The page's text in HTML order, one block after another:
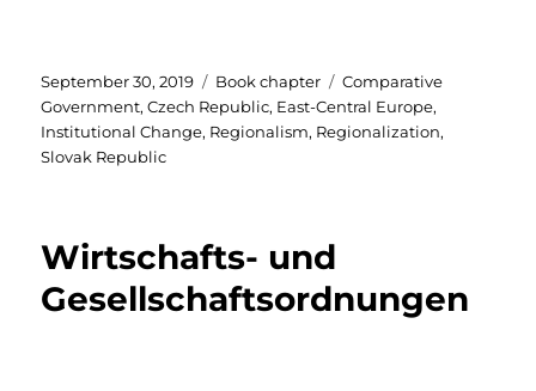
Posted
on
September 30, 2019 Categories
Book chapter Tags
Comparative
Government,Czech Republic, East-Central Europe,
Institutional Change, Regionalism, Regionalization,
Slovak Republic
Wirtschafts- und
Gesellschaftsordnungen